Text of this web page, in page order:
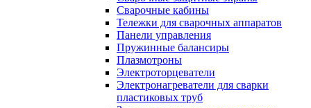
Сварочные кабины
Тележки для сварочных аппаратов
Панели управления
Пружинные балансиры
Плазмотроны
Электроторцеватели
Электронагреватели для сварки
пластиковых труб